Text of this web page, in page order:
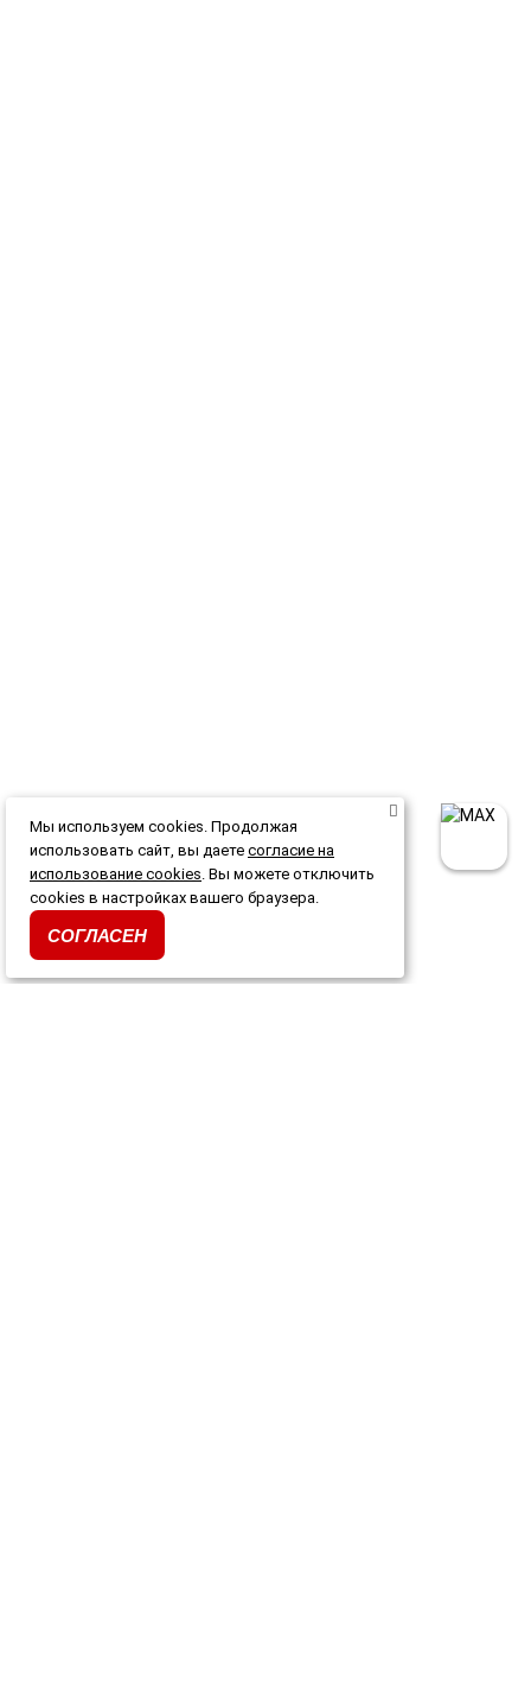
Мы используем cookies. Продолжая
использовать сайт, вы даете согласие на
использование cookies. Вы можете отключить
cookies в настройках вашего браузера.
СОГЛАСЕН